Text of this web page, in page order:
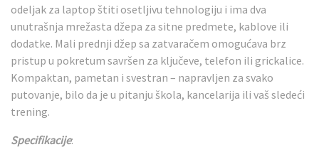
odeljak za laptop štiti osetljivu tehnologiju i ima dva
unutrašnja mrežasta džepa za sitne predmete, kablove ili
dodatke. Mali prednji džep sa zatvaračem omogućava brz
pristup u pokretum savršen za ključeve, telefon ili grickalice.
Kompaktan, pametan i svestran – napravljen za svako
putovanje, bilo da je u pitanju škola, kancelarija ili vaš sledeći
trening.
Specifikacije: